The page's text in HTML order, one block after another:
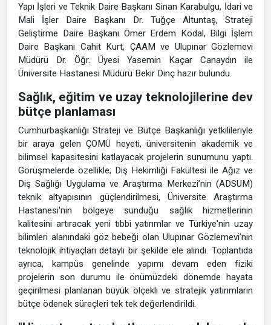
Yapı İşleri ve Teknik Daire Başkanı Sinan Karabulgu, İdari ve
Mali İşler Daire Başkanı Dr. Tuğçe Altuntaş, Strateji
Geliştirme Daire Başkanı Ömer Erdem Kodal, Bilgi İşlem
Daire Başkanı Cahit Kurt, ÇAAM ve Ulupınar Gözlemevi
Müdürü Dr. Öğr. Üyesi Yasemin Kaçar Canaydın ile
Üniversite Hastanesi Müdürü Bekir Dinç hazır bulundu.
Sağlık, eğitim ve uzay teknolojilerine dev
bütçe planlaması
Cumhurbaşkanlığı Strateji ve Bütçe Başkanlığı yetkilileriyle
bir araya gelen ÇOMÜ heyeti, üniversitenin akademik ve
bilimsel kapasitesini katlayacak projelerin sunumunu yaptı.
Görüşmelerde özellikle; Diş Hekimliği Fakültesi ile Ağız ve
Diş Sağlığı Uygulama ve Araştırma Merkezi’nin (ADSUM)
teknik altyapısının güçlendirilmesi, Üniversite Araştırma
Hastanesi'nin bölgeye sunduğu sağlık hizmetlerinin
kalitesini artıracak yeni tıbbi yatırımlar ve Türkiye'nin uzay
bilimleri alanındaki göz bebeği olan Ulupınar Gözlemevi’nin
teknolojik ihtiyaçları detaylı bir şekilde ele alındı. Toplantıda
ayrıca, kampüs genelinde yapımı devam eden fiziki
projelerin son durumu ile önümüzdeki dönemde hayata
geçirilmesi planlanan büyük ölçekli ve stratejik yatırımların
bütçe ödenek süreçleri tek tek değerlendirildi.